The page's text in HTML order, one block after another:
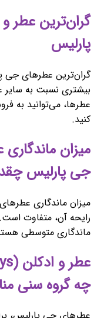
پارلیس
گران‌ترین عطرهای جی
بیشتری نسبت به سایر
عطرها، می‌توانید به
کنید.
جی پارلیس
میزان ماندگاری
رایحه آن، متفاوت
ماندگاری متوسطی
چه گروه سنی